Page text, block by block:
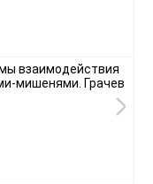
взаимодействия
мишенями. Грачев